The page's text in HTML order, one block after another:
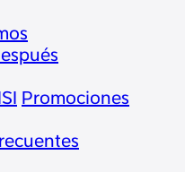
Promociones